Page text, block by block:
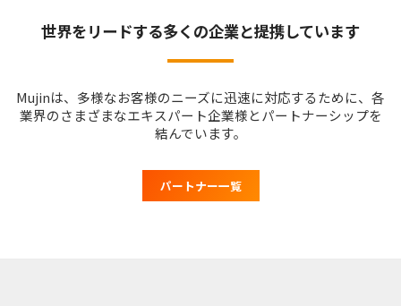
世界をリードする多くの企業と提携しています
Mujinは、多様なお客様のニーズに迅速に対応するために、各
業界のさまざまなエキスパート企業様とパートナーシップを
結んでいます。
パートナー一覧